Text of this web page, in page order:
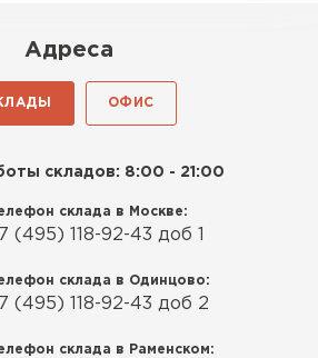
Адреса
ОФИС
складов: 8:00 - 21:00
склада в Москве:
(495) 118-92-43 доб 1
склада в Одинцово:
(495) 118-92-43 доб 2
склада в Раменском: